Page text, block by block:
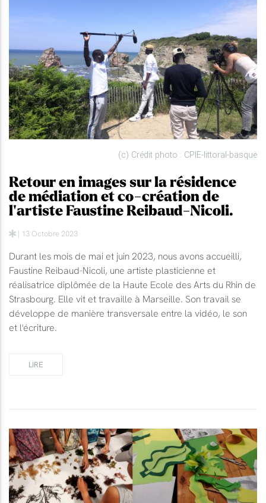
(c) Crédit photo : CPIE-littoral-basque
Retour en images sur la résidence
de médiation et co-création de
l'artiste Faustine Reibaud-Nicoli.
| 13 Octobre 2023
Durant les mois de mai et juin 2023, nous avons accueilli,
Faustine Reibaud-Nicoli, une artiste plasticienne et
réalisatrice diplômée de la Haute Ecole des Arts du Rhin de
Strasbourg. Elle vit et travaille à Marseille. Son travail se
développe de manière transversale entre la vidéo, le son
et l'écriture.
LIRE